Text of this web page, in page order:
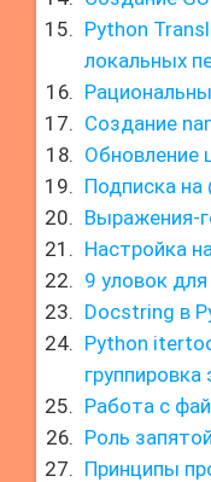
Python
локальных
Создание
Обновление
Подписка на
Выражения-
Настройка
9 уловок
Docstring в
Python
Работа с
Роль
Принципы